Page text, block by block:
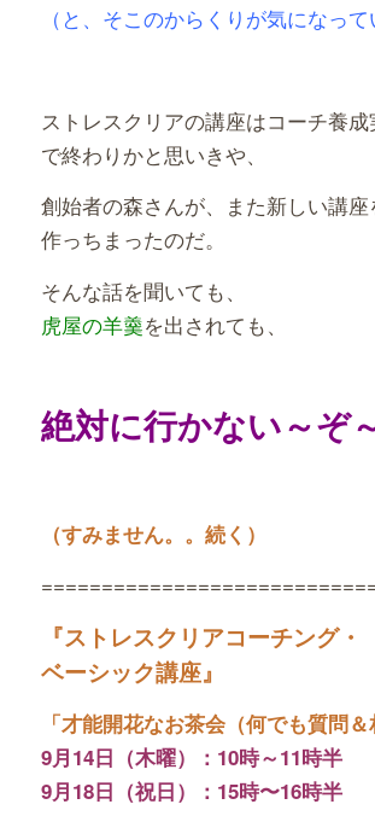
（と、そこのからくりが気になって
ストレスクリアの講座はコーチ養
で終わりかと思いきや、
創始者の森さんが、また新しい講座
作っちまったのだ。
そんな話を聞いても、
虎屋の羊羹を出されても、
絶対に行かない～ぞ
（すみません。。続く）
『ストレスクリアコーチング・
ベーシック講座』
「才能開花なお茶会（何でも質問＆
9月14日（木曜）：10時～11時半
9月18日（祝日）：15時〜16時半